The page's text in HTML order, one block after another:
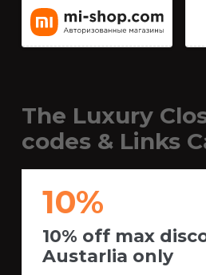
The Luxury
codes & Links
10%
10% off max
Austarlia only